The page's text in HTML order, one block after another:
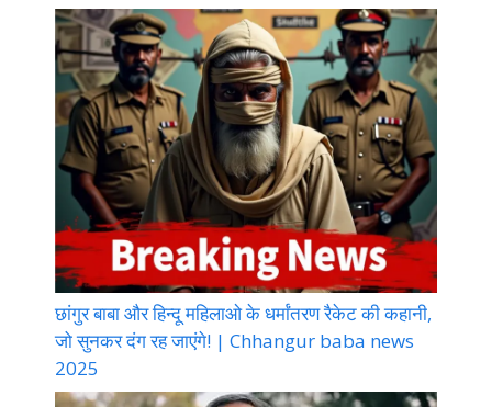
छांगुर बाबा और हिन्दू महिलाओ के धर्मांतरण रैकेट की कहानी,
जो सुनकर दंग रह जाएंगे! | Chhangur baba news
2025